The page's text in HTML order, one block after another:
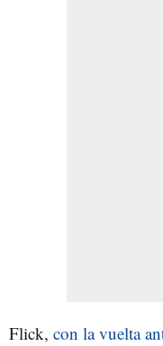
Flick, con la vuelta